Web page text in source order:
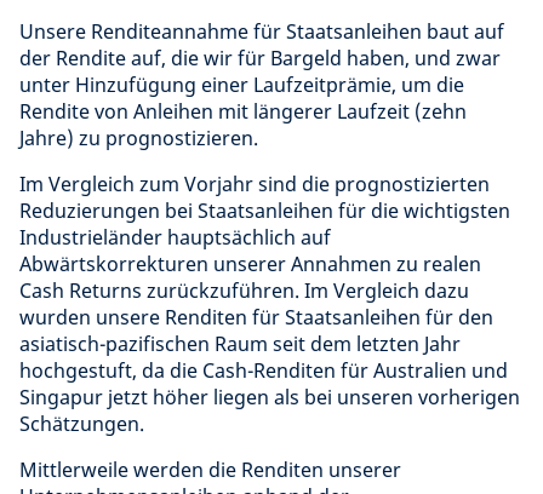
Unsere Renditeannahme für Staatsanleihen baut auf
der Rendite auf, die wir für Bargeld haben, und zwar
unter Hinzufügung einer Laufzeitprämie, um die
Rendite von Anleihen mit längerer Laufzeit (zehn
Jahre) zu prognostizieren.
Im Vergleich zum Vorjahr sind die prognostizierten
Reduzierungen bei Staatsanleihen für die wichtigsten
Industrieländer hauptsächlich auf
Abwärtskorrekturen unserer Annahmen zu realen
Cash Returns zurückzuführen. Im Vergleich dazu
wurden unsere Renditen für Staatsanleihen für den
asiatisch-pazifischen Raum seit dem letzten Jahr
hochgestuft, da die Cash-Renditen für Australien und
Singapur jetzt höher liegen als bei unseren vorherigen
Schätzungen.
Mittlerweile werden die Renditen unserer